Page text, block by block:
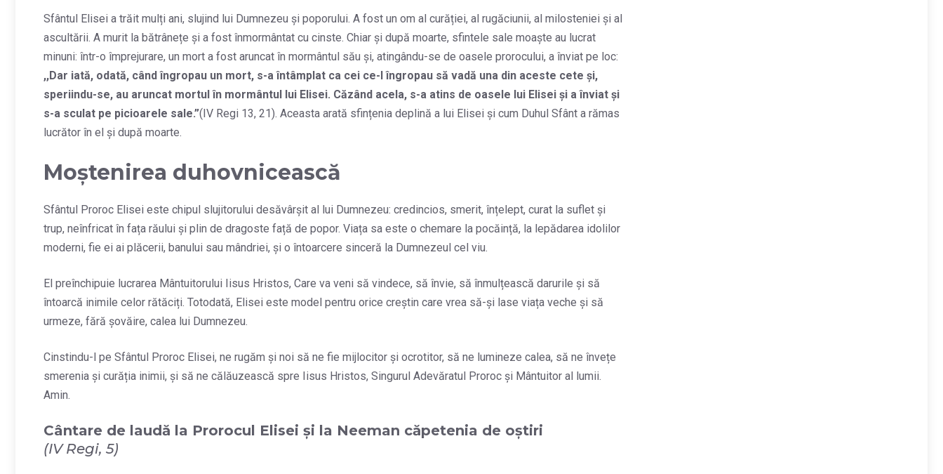
Sfântul Elisei a trăit mulți ani, slujind lui Dumnezeu și poporului. A fost un om al curăției, al rugăciunii, al milosteniei și al
ascultării. A murit la bătrânețe și a fost înmormântat cu cinste. Chiar și după moarte, sfintele sale moaște au lucrat
minuni: într-o împrejurare, un mort a fost aruncat în mormântul său și, atingându-se de oasele prorocului, a înviat pe loc:
,,Dar iată, odată, când îngropau un mort, s-a întâmplat ca cei ce-l îngropau să vadă una din aceste cete şi,
speriindu-se, au aruncat mortul în mormântul lui Elisei. Căzând acela, s-a atins de oasele lui Elisei şi a înviat şi
s-a sculat pe picioarele sale.”(IV Regi 13, 21). Aceasta arată sfințenia deplină a lui Elisei și cum Duhul Sfânt a rămas
lucrător în el și după moarte.
Moștenirea duhovnicească
Sfântul Proroc Elisei este chipul slujitorului desăvârșit al lui Dumnezeu: credincios, smerit, înțelept, curat la suflet și
trup, neînfricat în fața răului și plin de dragoste față de popor. Viața sa este o chemare la pocăință, la lepădarea idolilor
moderni, fie ei ai plăcerii, banului sau mândriei, și o întoarcere sinceră la Dumnezeul cel viu.
El preînchipuie lucrarea Mântuitorului Iisus Hristos, Care va veni să vindece, să învie, să înmulțească darurile și să
întoarcă inimile celor rătăciți. Totodată, Elisei este model pentru orice creștin care vrea să-și lase viața veche și să
urmeze, fără șovăire, calea lui Dumnezeu.
Cinstindu-l pe Sfântul Proroc Elisei, ne rugăm și noi să ne fie mijlocitor și ocrotitor, să ne lumineze calea, să ne învețe
smerenia și curăția inimii, și să ne călăuzească spre Iisus Hristos, Singurul Adevăratul Proroc și Mântuitor al lumii.
Amin.
Cântare de laudă la Prorocul Elisei și la Neeman căpetenia de oștiri
(IV Regi, 5)